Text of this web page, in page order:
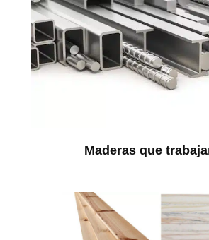
Maderas que